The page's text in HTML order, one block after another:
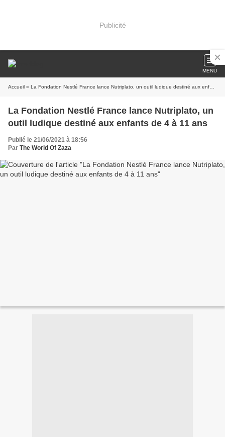
Publicité
MENU
Accueil » La Fondation Nestlé France lance Nutriplato, un outil ludique destiné aux enfants de 4 à 11 ans
La Fondation Nestlé France lance Nutriplato, un
outil ludique destiné aux enfants de 4 à 11 ans
Publié le 21/06/2021 à 18:56
Par The World Of Zaza